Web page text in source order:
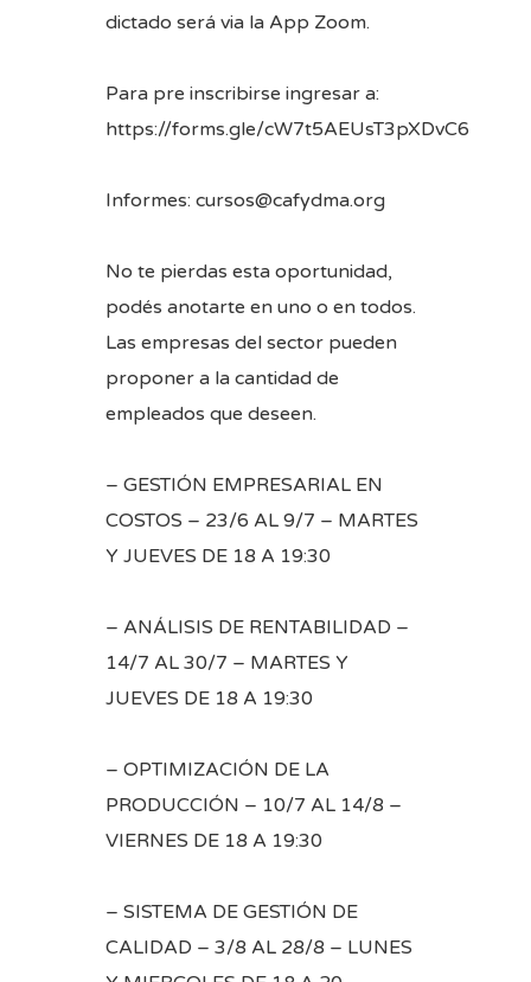
dictado será via la App Zoom.
Para pre inscribirse ingresar a:
https://forms.gle/cW7t5AEUsT3pXDvC6
Informes: cursos@cafydma.org
No te pierdas esta oportunidad,
podés anotarte en uno o en todos.
Las empresas del sector pueden
proponer a la cantidad de
empleados que deseen.
– GESTIÓN EMPRESARIAL EN
COSTOS – 23/6 AL 9/7 – MARTES
Y JUEVES DE 18 A 19:30
– ANÁLISIS DE RENTABILIDAD –
14/7 AL 30/7 – MARTES Y
JUEVES DE 18 A 19:30
– OPTIMIZACIÓN DE LA
PRODUCCIÓN – 10/7 AL 14/8 –
VIERNES DE 18 A 19:30
– SISTEMA DE GESTIÓN DE
CALIDAD – 3/8 AL 28/8 – LUNES